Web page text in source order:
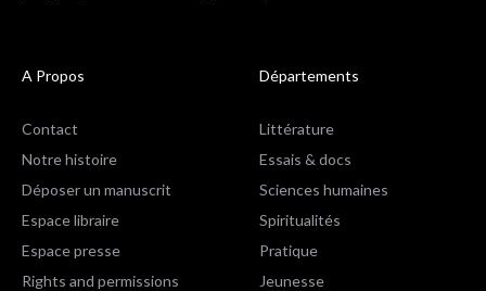
A Propos
Contact
Notre histoire
Déposer un manuscrit
Espace libraire
Espace presse
Rights and permissions
Départements
Littérature
Essais & docs
Sciences humaines
Spiritualités
Pratique
Jeunesse